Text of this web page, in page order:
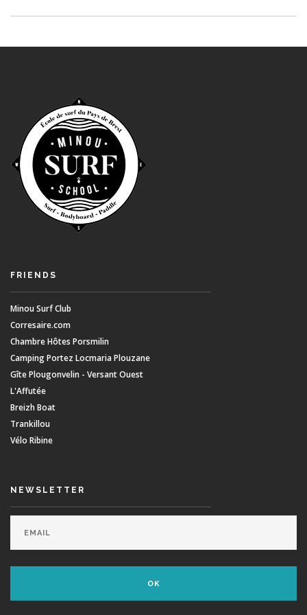
FRIENDS
Minou Surf Club
Corresaire.com
Chambre Hôtes Porsmilin
Camping Portez Locmaria Plouzane
Gîte Plougonvelin - Versant Ouest
L'Affutée
Breizh Boat
Trankillou
Vélo Ribine
NEWSLETTER